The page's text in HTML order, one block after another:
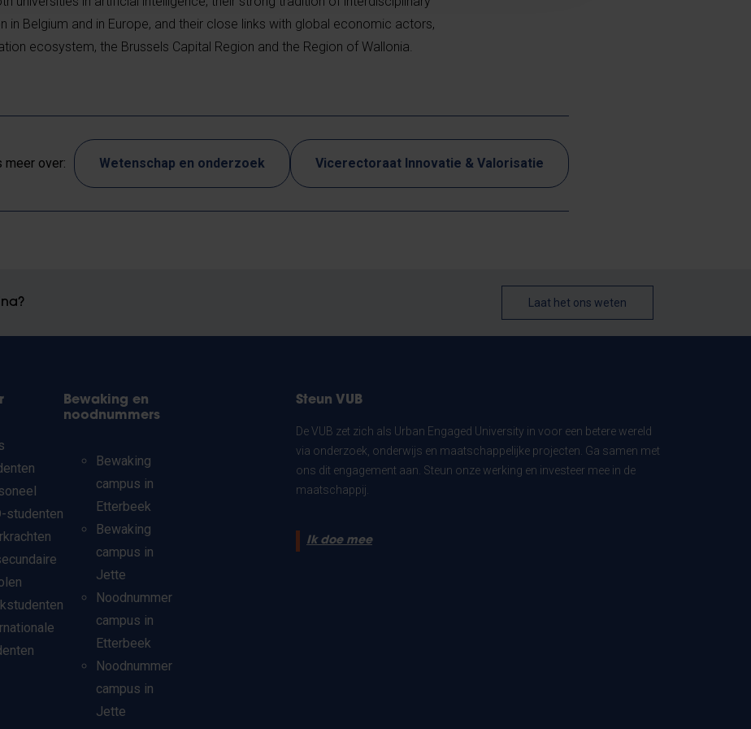
in Belgium and in Europe, and their close links with global economic actors,
ecosystem, the Brussels Capital Region and the Region of Wallonia.
meer over: Wetenschap en onderzoek Vicerectoraat Innovatie & Valorisatie
Laat het ons weten
studenten
Bewaking en
noodnummers
Bewaking
campus in
Etterbeek
Bewaking
campus in
Jette
Noodnummer
campus in
Etterbeek
Noodnummer
campus in
Jette
Steun VUB
De VUB zet zich als Urban Engaged University in voor een betere wereld
via onderzoek, onderwijs en maatschappelijke projecten. Ga samen met
ons dit engagement aan. Steun onze werking en investeer mee in de
maatschappij.
Ik doe mee